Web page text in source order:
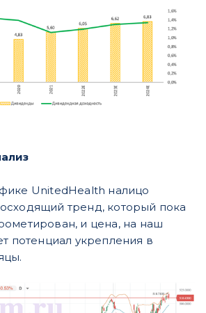
UnitedHealth налицо
тренд, который пока
и цена, на наш
потенциал укрепления в